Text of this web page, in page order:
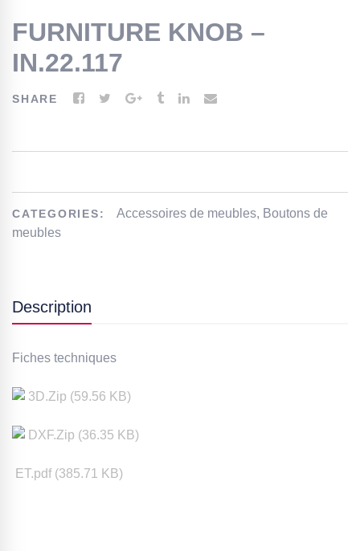
FURNITURE KNOB –
IN.22.117
SHARE
CATEGORIES: Accessoires de meubles, Boutons de
meubles
Description
Fiches techniques
3D.Zip (59.56 KB)
DXF.Zip (36.35 KB)
ET.pdf (385.71 KB)